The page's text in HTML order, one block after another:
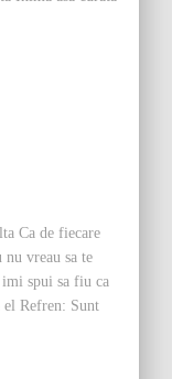
Ca de fiecare
nu vreau sa te
spui sa fiu ca
el Refren: Sunt